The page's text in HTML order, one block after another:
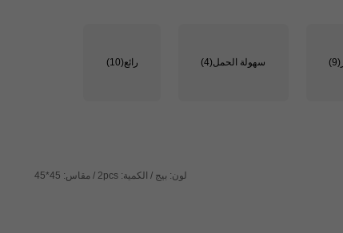
(9) سهولة الحمل(4) رائع(10)
لون: بيج / الكمية: 2pcs / مقاس: 45*45